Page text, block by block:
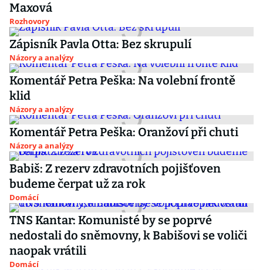
Maxová
Rozhovory
Zápisník Pavla Otta: Bez skrupulí
Názory a analýzy
Komentář Petra Peška: Na volební frontě
klid
Názory a analýzy
Komentář Petra Peška: Oranžoví při chuti
Názory a analýzy
Babiš: Z rezerv zdravotních pojišťoven
budeme čerpat už za rok
Domácí
TNS Kantar: Komunisté by se poprvé
nedostali do sněmovny, k Babišovi se voliči
naopak vrátili
Domácí